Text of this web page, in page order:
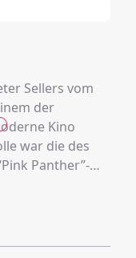
Sellers vom
der
Kino
war die des
Panther”-